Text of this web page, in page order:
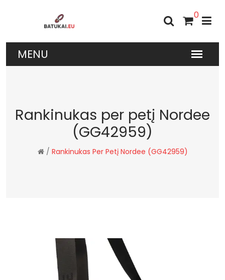
0
Rankinukas per petį Nordee
(GG42959)
/ Rankinukas Per Petį Nordee (GG42959)